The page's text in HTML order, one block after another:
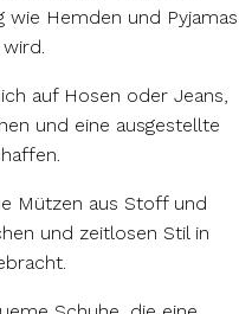
Hemden und Pyjamas
auf Hosen oder Jeans,
und eine ausgestellte
Mützen aus Stoff und
und zeitlosen Stil in